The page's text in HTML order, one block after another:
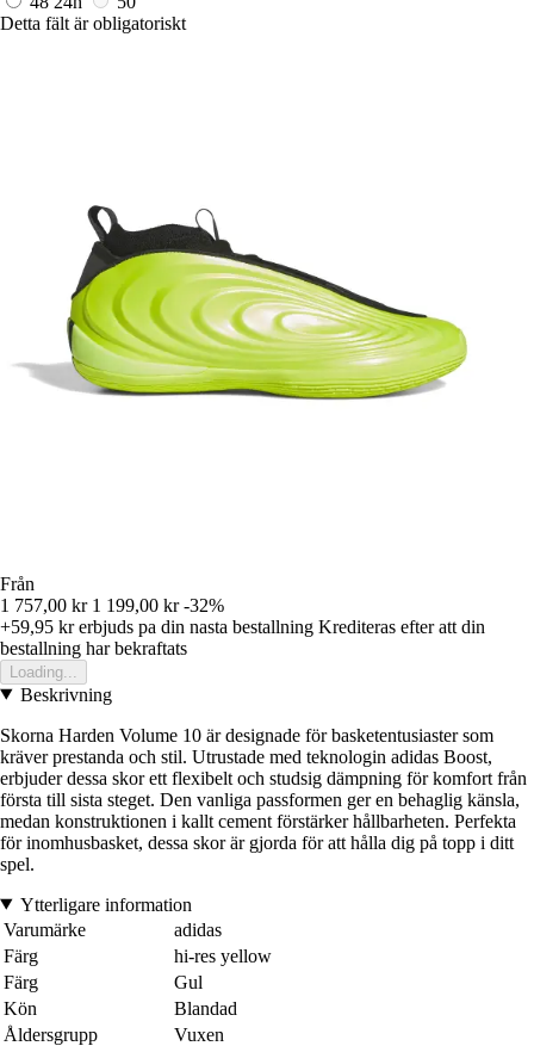
Detta fält är obligatoriskt
Från
1 757,00 kr 1 199,00 kr -32%
+59,95 krerbjuds pa din nasta bestallning Krediteras efter att din
bestallning har bekraftats
Loading...
Beskrivning
Skorna Harden Volume 10 är designade för basketentusiaster som
kräver prestanda och stil. Utrustade med teknologin adidas Boost,
erbjuder dessa skor ett flexibelt och studsig dämpning för komfort från
första till sista steget. Den vanliga passformen ger en behaglig känsla,
medan konstruktionen i kallt cement förstärker hållbarheten. Perfekta
för inomhusbasket, dessa skor är gjorda för att hålla dig på topp i ditt
spel.
Ytterligare information
Varumärke
adidas
Färg
hi-res yellow
Färg
Gul
Kön
Blandad
Åldersgrupp
Vuxen